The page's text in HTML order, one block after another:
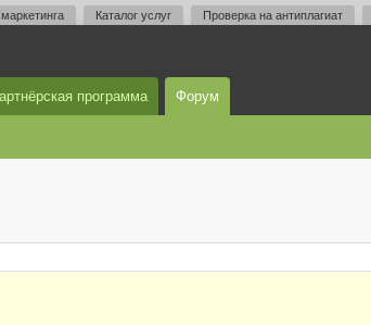
Каталог услуг Проверка на антиплагиат
программа Форум